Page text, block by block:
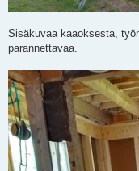
Sisäkuvaa kaaoksesta,
parannettavaa.